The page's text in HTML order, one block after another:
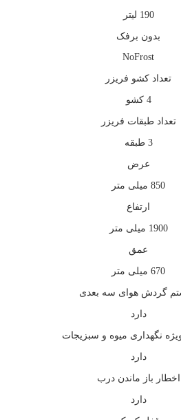
190 لیتر
بدون برفک
NoFrost
تعداد کشو فریزر
4 کشو
تعداد طبقات فریزر
3 طبقه
عرض
850 میلی متر
ارتفاع
1900 میلی متر
عمق
670 میلی متر
گردش هوای سه بعدی
دارد
نگهداری میوه و سبزیجات
دارد
اخطار باز ماندن درب
دارد